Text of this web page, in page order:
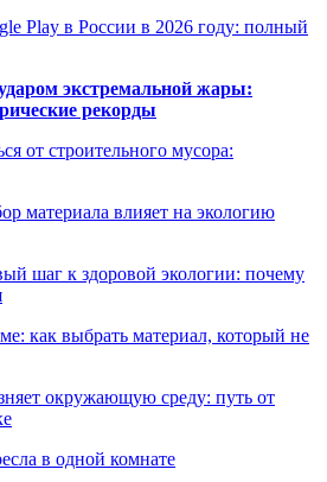
Play в России в 2026 году: полный
экстремальной жары:
рекорды
от строительного мусора:
материала влияет на экологию
шаг к здоровой экологии: почему
как выбрать материал, который не
окружающую среду: путь от
в одной комнате